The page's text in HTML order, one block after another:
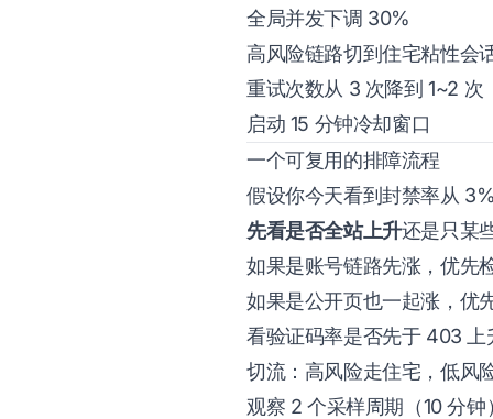
全局并发下调 30%
高风险链路切到住宅粘性会
重试次数从 3 次降到 1~2 次
启动 15 分钟冷却窗口
一个可复用的排障流程
假设你今天看到封禁率从
先看是否全站上升还是只某
如果是账号链路先涨，优先
如果是公开页也一起涨，优
看验证码率是否先于 403
切流：高风险走住宅，低风
观察 2 个采样周期（10 分